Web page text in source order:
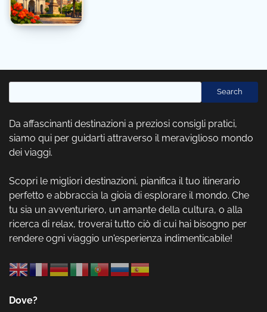
Search
Da affascinanti destinazioni a preziosi consigli pratici,
siamo qui per guidarti attraverso il meraviglioso mondo
dei viaggi.
Scopri le migliori destinazioni, pianifica il tuo itinerario
perfetto e abbraccia la gioia di esplorare il mondo. Che
tu sia un avventuriero, un amante della cultura, o alla
ricerca di relax, troverai tutto ciò di cui hai bisogno per
rendere ogni viaggio un'esperienza indimenticabile!
Dove?